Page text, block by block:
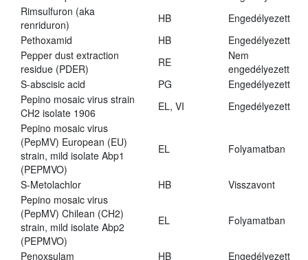
Rimsulfuron (aka
renriduron)
HB
Engedélyezett
Pethoxamid
HB
Engedélyezett
Pepper dust extraction
residue (PDER)
RE
Nem
engedélyezett
S-abscisic acid
PG
Engedélyezett
Pepino mosaic virus strain
CH2 isolate 1906
EL, VI
Engedélyezett
Pepino mosaic virus
(PepMV) European (EU)
strain, mild isolate Abp1
(PEPMVO)
EL Folyamatban
S-Metolachlor HB
Visszavont
Pepino mosaic virus
(PepMV) Chilean (CH2)
strain, mild isolate Abp2
(PEPMVO)
EL Folyamatban
Penoxsulam HB
Engedélyezett